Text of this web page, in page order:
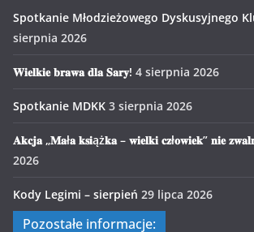
Spotkanie Młodzieżowego Dyskusyjnego
sierpnia 2026
𝐖𝐢𝐞𝐥𝐤𝐢𝐞 𝐛𝐫𝐚𝐰𝐚 𝐝𝐥𝐚 𝐒𝐚𝐫𝐲! 4 sierpnia 2026
Spotkanie MDKK 3 sierpnia 2026
𝐀𝐤𝐜𝐣𝐚 „𝐌𝐚ł𝐚 𝐤𝐬𝐢ąż𝐤𝐚 – 𝐰𝐢𝐞𝐥𝐤𝐢 𝐜𝐳ł𝐨𝐰𝐢𝐞𝐤” 𝐧𝐢𝐞
2026
Kody Legimi – sierpień 29 lipca 2026
Pozostałe informacje: